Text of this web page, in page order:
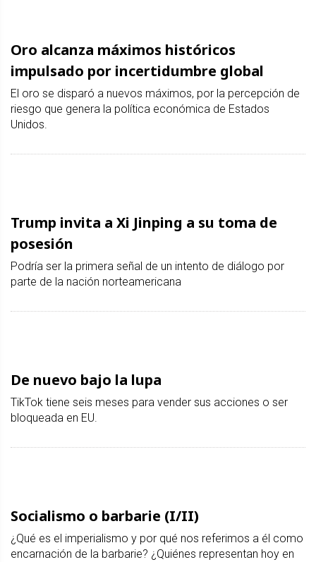
Oro alcanza máximos históricos
impulsado por incertidumbre global
El oro se disparó a nuevos máximos, por la percepción de
riesgo que genera la política económica de Estados
Unidos.
Trump invita a Xi Jinping a su toma de
posesión
Podría ser la primera señal de un intento de diálogo por
parte de la nación norteamericana
De nuevo bajo la lupa
TikTok tiene seis meses para vender sus acciones o ser
bloqueada en EU.
Socialismo o barbarie (I/II)
¿Qué es el imperialismo y por qué nos referimos a él como
encarnación de la barbarie? ¿Quiénes representan hoy en